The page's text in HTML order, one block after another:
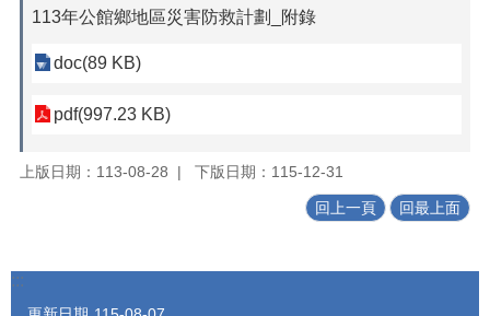
113年公館鄉地區災害防救計劃_附錄
doc(89 KB)
pdf(997.23 KB)
上版日期：113-08-28 下版日期：115-12-31
回上一頁 回最上面
:::